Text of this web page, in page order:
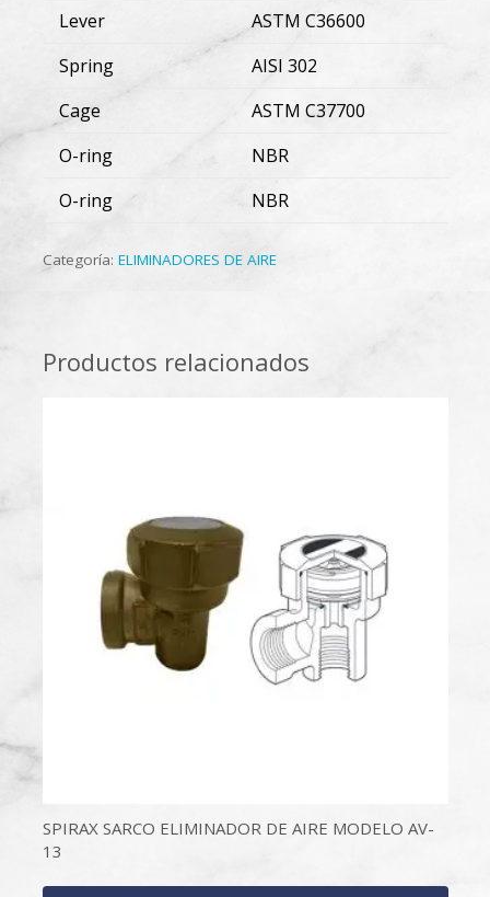
Lever
ASTM C36600
Spring
AISI 302
Cage
ASTM C37700
O-ring
NBR
O-ring
NBR
Categoría: ELIMINADORES DE AIRE
Productos relacionados
SPIRAX SARCO ELIMINADOR DE AIRE MODELO AV-
13